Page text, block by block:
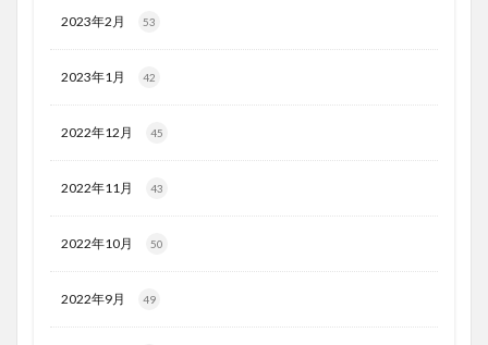
2023年2月 53
2023年1月 42
2022年12月 45
2022年11月 43
2022年10月 50
2022年9月 49